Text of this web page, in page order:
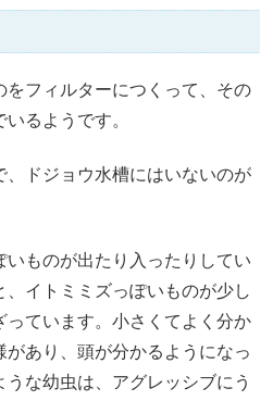
をフィルターにつくって、その
るようです。
ドジョウ水槽にはいないのが
ものが出たり入ったりしてい
、イトミミズっぽいものが少し
っています。小さくてよく分か
があり、頭が分かるようになっ
な幼虫は、アグレッシブにう